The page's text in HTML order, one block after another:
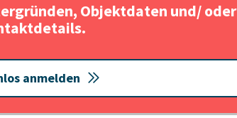
Objektdaten und/ oder
anmelden